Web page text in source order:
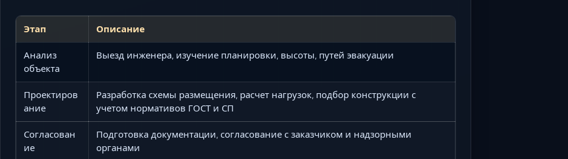
Этап Описание
Анализ
объекта
Выезд инженера, изучение планировки, высоты, путей эвакуации
Проектиров
ание
Разработка схемы размещения, расчет нагрузок, подбор конструкции с
учетом нормативов ГОСТ и СП
Согласован
ие
Подготовка документации, согласование с заказчиком и надзорными
органами